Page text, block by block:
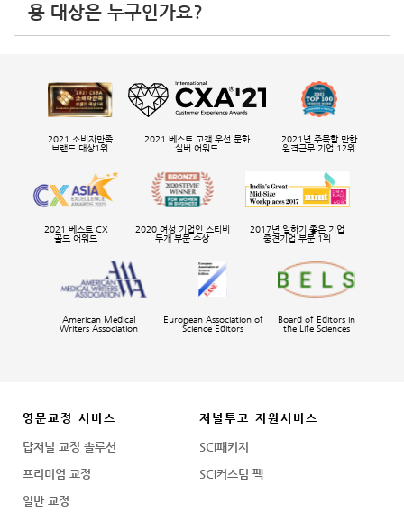
용 대상은 누구인가요?
2021 소비자만족
브랜드 대상1위
2021 베스트 고객 우선 문화
실버 어워드
2021년 주목할 만한
원격근무 기업 12위
2021 베스트 CX
골드 어워드
2020 여성 기업인 스티비
두개 부문 수상
2017년 일하기 좋은 기업
중견기업 부문 1위
American Medical
Writers Association
European Association of
Science Editors
Board of Editors in
the Life Sciences
영문교정 서비스
탑저널 교정 솔루션
프리미엄 교정
일반 교정
저널투고 지원서비스
SCI패키지
SCI커스텀 팩